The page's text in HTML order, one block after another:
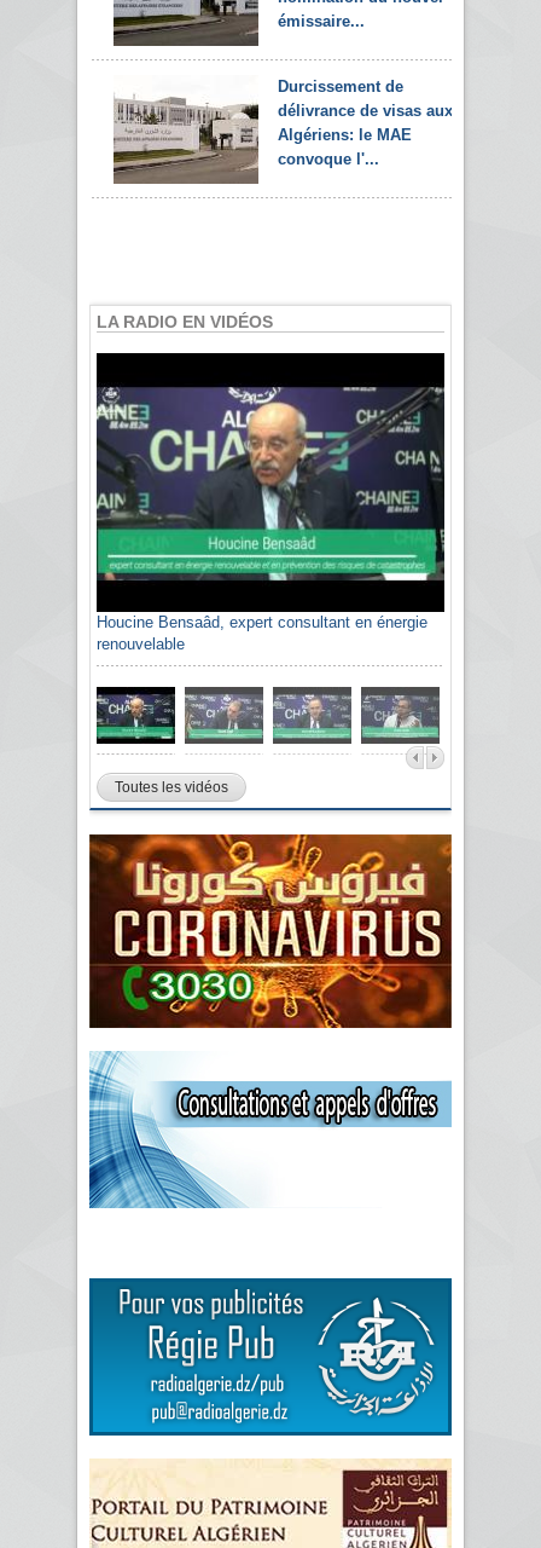
émissaire...
Durcissement de
délivrance de visas aux
Algériens: le MAE
convoque l'...
LA RADIO EN VIDÉOS
Houcine Bensaâd, expert consultant en énergie
renouvelable
Toutes les vidéos